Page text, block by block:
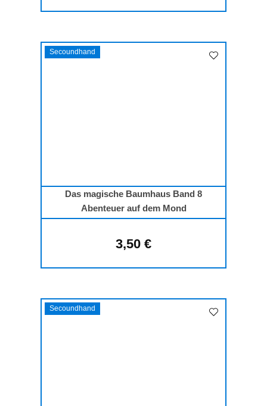
Secoundhand
Das magische Baumhaus Band 8
Abenteuer auf dem Mond
Regulärer Preis:
3,50 €
Secoundhand